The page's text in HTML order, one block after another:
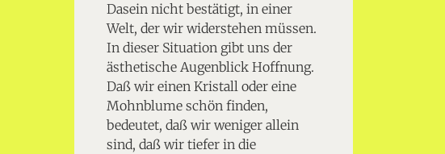
Dasein nicht bestätigt, in einer
Welt, der wir widerstehen müssen.
In dieser Situation gibt uns der
ästhetische Augenblick Hoffnung.
Daß wir einen Kristall oder eine
Mohnblume schön finden,
bedeutet, daß wir weniger allein
sind, daß wir tiefer in die